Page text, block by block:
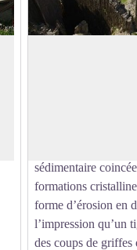
sédimentaire
formations
forme d’érosion en
l’impression qu’un
des coups de griffes